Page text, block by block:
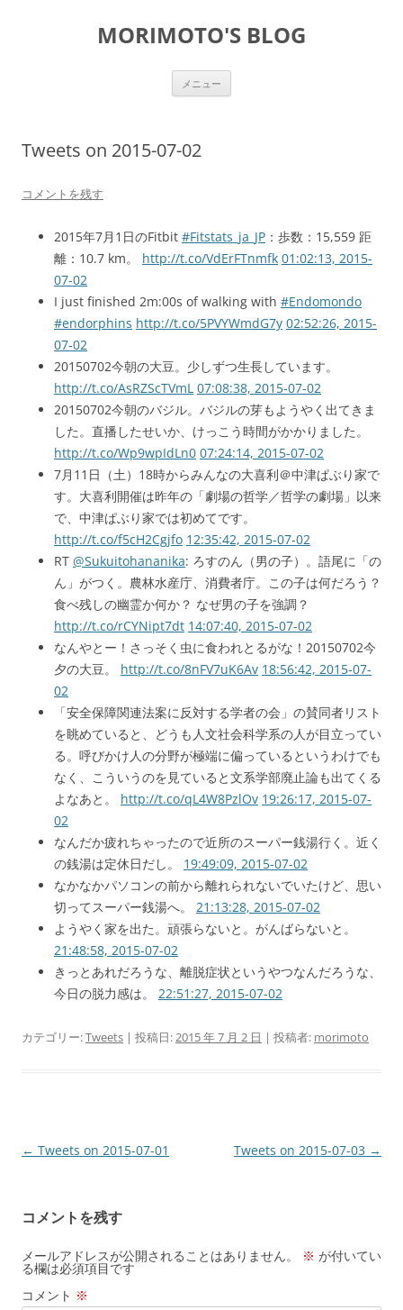
MORIMOTO'S BLOG
メニュー
Tweets on 2015-07-02
コメントを残す
2015年7月1日のFitbit #Fitstats_ja_JP ：歩数：15,559 距
離：10.7 km。 http://t.co/VdErFTnmfk 01:02:13, 2015-
07-02
I just finished 2m:00s of walking with #Endomondo
#endorphins http://t.co/5PVYWmdG7y 02:52:26, 2015-
07-02
20150702今朝の大豆。少しずつ生長しています。
http://t.co/AsRZScTVmL 07:08:38, 2015-07-02
20150702今朝のバジル。バジルの芽もようやく出てきま
した。直播したせいか、けっこう時間がかかりました。
http://t.co/Wp9wpIdLn0 07:24:14, 2015-07-02
7月11日（土）18時からみんなの大喜利＠中津ぱぶり家で
す。大喜利開催は昨年の「劇場の哲学／哲学の劇場」以来
で、中津ぱぶり家では初めてです。
http://t.co/f5cH2Cgjfo 12:35:42, 2015-07-02
RT @Sukuitohananika: ろすのん（男の子）。語尾に「の
ん」がつく。農林水産庁、消費者庁。この子は何だろう？
食べ残しの幽霊か何か？ なぜ男の子を強調？
http://t.co/rCYNipt7dt 14:07:40, 2015-07-02
なんやとー！さっそく虫に食われとるがな！20150702今
夕の大豆。 http://t.co/8nFV7uK6Av 18:56:42, 2015-07-
02
「安全保障関連法案に反対する学者の会」の賛同者リスト
を眺めていると、どうも人文社会科学系の人が目立ってい
る。呼びかけ人の分野が極端に偏っているというわけでも
なく、こういうのを見ていると文系学部廃止論も出てくる
よなあと。 http://t.co/qL4W8PzlOv 19:26:17, 2015-07-
02
なんだか疲れちゃったので近所のスーパー銭湯行く。近く
の銭湯は定休日だし。 19:49:09, 2015-07-02
なかなかパソコンの前から離れられないでいたけど、思い
切ってスーパー銭湯へ。 21:13:28, 2015-07-02
ようやく家を出た。頑張らないと。がんばらないと。
21:48:58, 2015-07-02
きっとあれだろうな、離脱症状というやつなんだろうな、
今日の脱力感は。 22:51:27, 2015-07-02
カテゴリー:Tweets | 投稿日:2015 年 7 月 2 日 | 投稿者: morimoto
投
ビ
ゲ
ー
シ
← Tweets on 2015-07-01 Tweets on 2015-07-03 →
コメントを残す
メールアドレスが公開されることはありません。 ※ が付いてい
る欄は必須項目です
コメント ※